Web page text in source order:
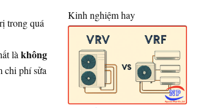
trong quá
làkhông
chi phí sửa
Kinh nghiệm hay